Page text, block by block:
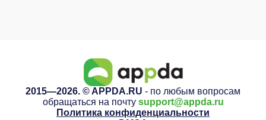
2015—2026. © APPDA.RU - по любым вопросам
обращаться на почту support@appda.ru
Политика конфиденциальности